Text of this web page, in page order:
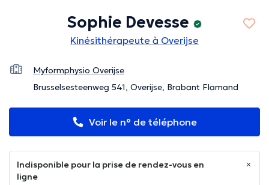
Sophie Devesse
Kinésithérapeute à Overijse
Myformphysio Overijse
Brusselsesteenweg 541, Overijse, Brabant Flamand
Voir le n° de téléphone
Indisponible pour la prise de rendez-vous en
ligne